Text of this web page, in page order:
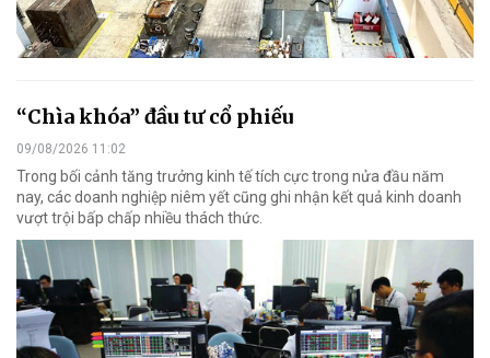
“Chìa khóa” đầu tư cổ phiếu
09/08/2026 11:02
Trong bối cảnh tăng trưởng kinh tế tích cực trong nửa đầu năm
nay, các doanh nghiệp niêm yết cũng ghi nhận kết quả kinh doanh
vượt trội bấp chấp nhiều thách thức.